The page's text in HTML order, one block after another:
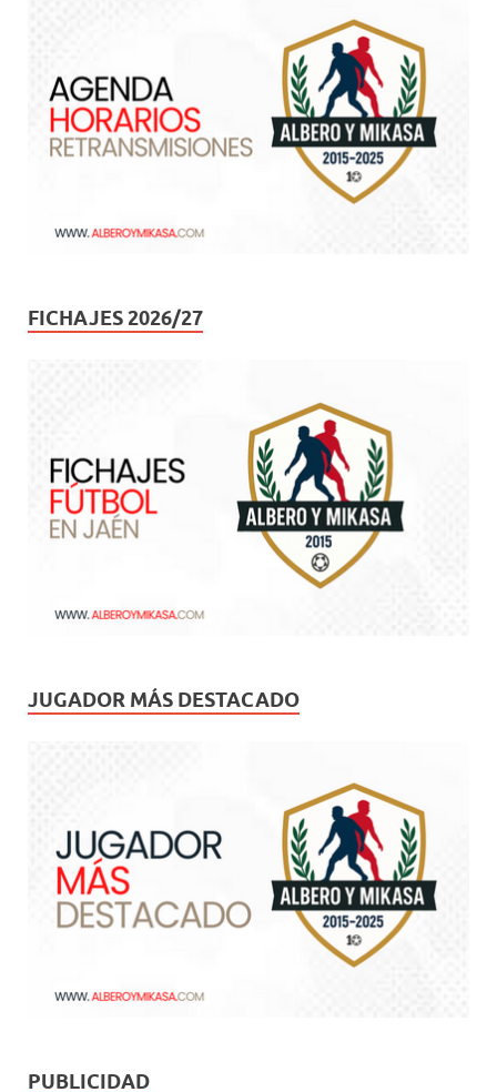
FICHAJES 2026/27
JUGADOR MÁS DESTACADO
PUBLICIDAD